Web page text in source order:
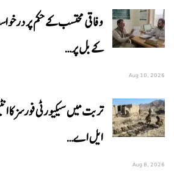
وفاقی محتسب کے حکم پر
کے بل پر…
Aug 10, 2026
تربت میں سیکیورٹی فورسز کا
ایل اے…
Aug 8, 2026